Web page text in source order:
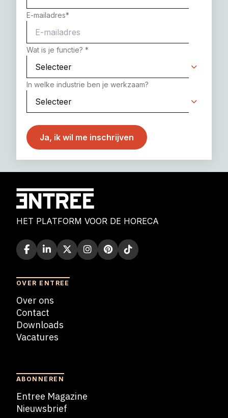
E-mailadres*
Wat is je functie? *
In welke industrie ben je werkzaam?
HET PLATFORM VOOR DE HORECA
OVER ENTREE
Over ons
Contact
Downloads
Vacatures
ABONNEREN
Entree Magazine
Nieuwsbrief